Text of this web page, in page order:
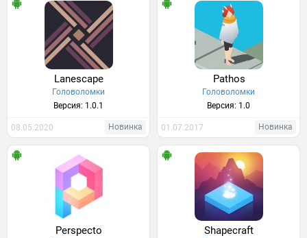
Lanescape
Головоломки
Версия: 1.0.1
08.05.2020 Новинка
Pathos
Головоломки
Версия: 1.0
01.07.2017 Новинка
Perspecto Shapecraft